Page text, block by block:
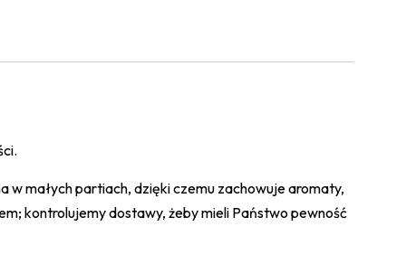
małych partiach, dzięki czemu zachowuje aromaty,
kontrolujemy dostawy, żeby mieli Państwo pewność